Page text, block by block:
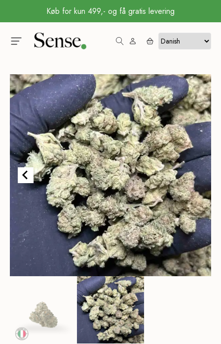
Køb for kun 499,- og få gratis levering